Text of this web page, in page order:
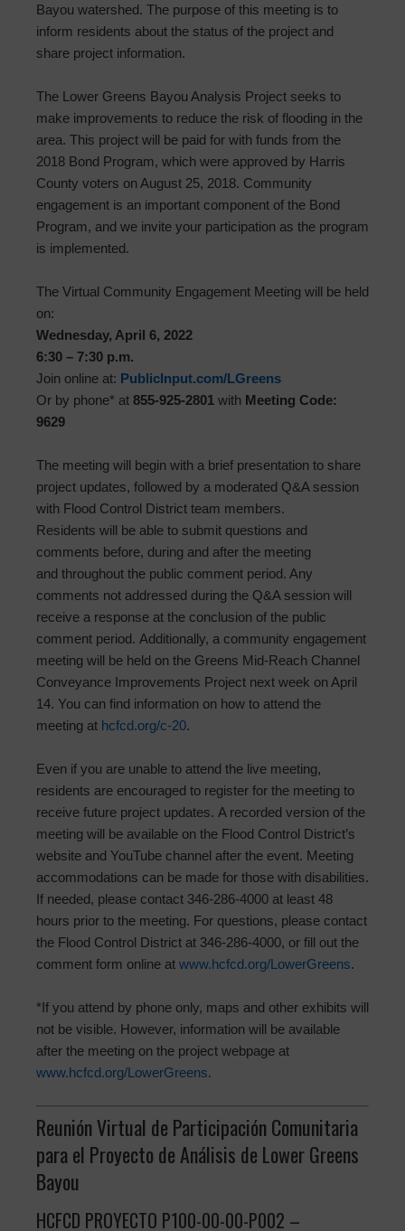
Bayou watershed. The purpose of this meeting is to
inform residents about the status of the project and
share project information.
The Lower Greens Bayou Analysis Project seeks to
make improvements to reduce the risk of flooding in the
area. This project will be paid for with funds from the
2018 Bond Program, which were approved by Harris
County voters on August 25, 2018. Community
engagement is an important component of the Bond
Program, and we invite your participation as the program
is implemented.
The Virtual Community Engagement Meeting will be held
on:
Wednesday, April 6, 2022
6:30 – 7:30 p.m.
Join online at: PublicInput.com/LGreens
Or by phone* at 855-925-2801 with Meeting Code:
9629
The meeting will begin with a brief presentation to share
project updates, followed by a moderated Q&A session
with Flood Control District team members.
Residents will be able to submit questions and
comments before, during and after the meeting
and throughout the public comment period. Any
comments not addressed during the Q&A session will
receive a response at the conclusion of the public
comment period. Additionally, a community engagement
meeting will be held on the Greens Mid-Reach Channel
Conveyance Improvements Project next week on April
14. You can find information on how to attend the
meeting at hcfcd.org/c-20.
Even if you are unable to attend the live meeting,
residents are encouraged to register for the meeting to
receive future project updates. A recorded version of the
meeting will be available on the Flood Control District’s
website and YouTube channel after the event. Meeting
accommodations can be made for those with disabilities.
If needed, please contact 346-286-4000 at least 48
hours prior to the meeting. For questions, please contact
the Flood Control District at 346-286-4000, or fill out the
comment form online at www.hcfcd.org/LowerGreens.
*If you attend by phone only, maps and other exhibits will
not be visible. However, information will be available
after the meeting on the project webpage at
www.hcfcd.org/LowerGreens.
Reunión Virtual de Participación Comunitaria
para el Proyecto de Análisis de Lower Greens
Bayou
HCFCD PROYECTO P100-00-00-P002 –